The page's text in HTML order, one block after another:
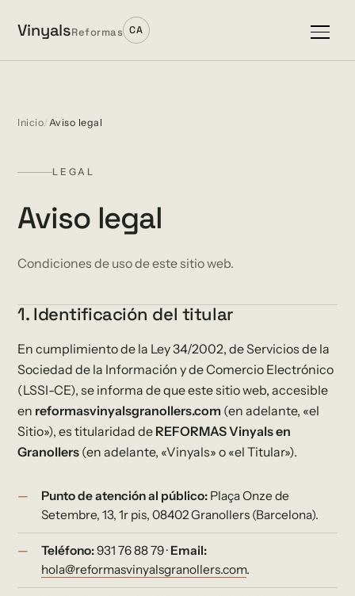
VinyalsReformas
, inicio CA
Inicio/Aviso legal
LEGAL
Aviso legal
Condiciones de uso de este sitio web.
1. Identificación del titular
En cumplimiento de la Ley 34/2002, de Servicios de la
Sociedad de la Información y de Comercio Electrónico
(LSSI-CE), se informa de que este sitio web, accesible
en reformasvinyalsgranollers.com (en adelante, «el
Sitio»), es titularidad de REFORMAS Vinyals en
Granollers (en adelante, «Vinyals» o «el Titular»).
Punto de atención al público: Plaça Onze de
Setembre, 13, 1r pis, 08402 Granollers (Barcelona).
Teléfono:931 76 88 79 · Email:
hola@reformasvinyalsgranollers.com.